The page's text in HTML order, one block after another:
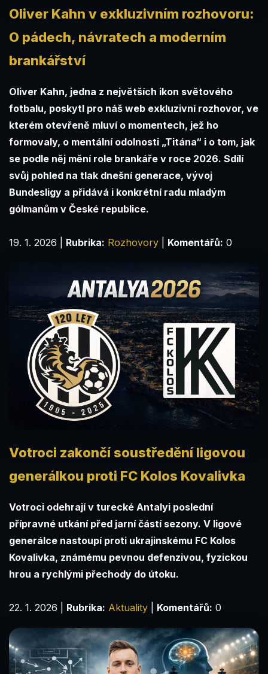
Oliver Kahn v exkluzivním rozhovoru:
O pádech, návratech a moderním
brankářství
Oliver Kahn, jedna z největších ikon světového
fotbalu, poskytl pro náš web exkluzivní rozhovor, ve
kterém otevřeně mluví o momentech, jež ho
formovaly, o mentální odolnosti „Titána“ i o tom, jak
se podle něj mění role brankáře v roce 2026. Sdílí
svůj pohled na tlak dnešní generace, vývoj
Bundesligy a přidává i konkrétní radu mladým
gólmanům v České republice.
19. 1. 2026 Rubrika: Rozhovory Komentářů: 0
Votroci zakončí soustředění ligovou
generálkou proti FC Kolos Kovalivka
Votroci odehrají v turecké Antalyi poslední
přípravné utkání před jarní částí sezony. V ligové
generálce nastoupí proti ukrajinskému FC Kolos
Kovalivka, známému pevnou defenzivou, fyzickou
hrou a rychlými přechody do útoku.
22. 1. 2026 Rubrika: Aktuality Komentářů: 0